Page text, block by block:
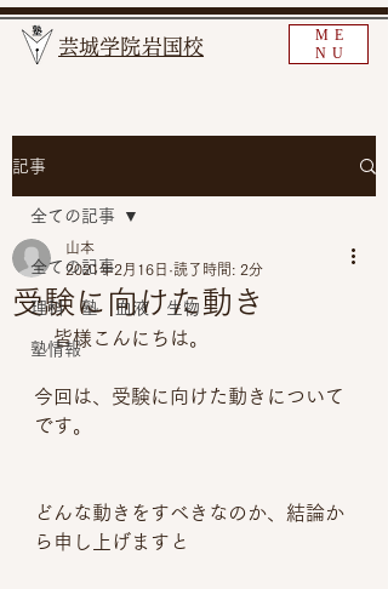
ME
NU
​芸城学院岩国校
記事
全ての記事
理科 塾 血液 生物
塾情報
全ての記事
受験に向けた動き
山本
2021年2月16日 読了時間: 2分
皆様こんにちは。
今回は、受験に向けた動きについて
です。
どんな動きをすべきなのか、結論か
ら申し上げますと